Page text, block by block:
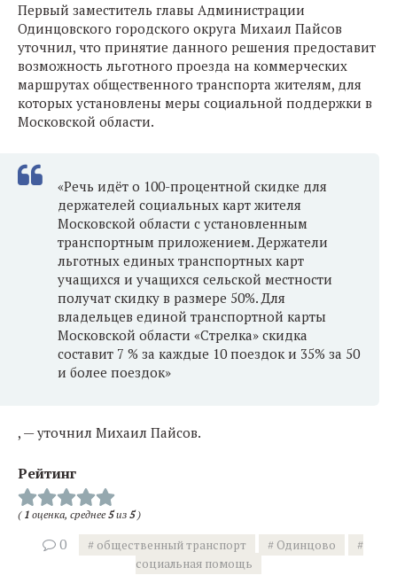
Первый заместитель главы Администрации
Одинцовского городского округа Михаил Пайсов
уточнил, что принятие данного решения предоставит
возможность льготного проезда на коммерческих
маршрутах общественного транспорта жителям, для
которых установлены меры социальной поддержки в
Московской области.
«Речь идёт о 100-процентной скидке для
держателей социальных карт жителя
Московской области с установленным
транспортным приложением. Держатели
льготных единых транспортных карт
учащихся и учащихся сельской местности
получат скидку в размере 50%. Для
владельцев единой транспортной карты
Московской области «Стрелка» скидка
составит 7 % за каждые 10 поездок и 35% за 50
и более поездок»
, — уточнил Михаил Пайсов.
Рейтинг
( 1 оценка, среднее 5из 5)
0 общественный транспорт
Одинцово
социальная помощь